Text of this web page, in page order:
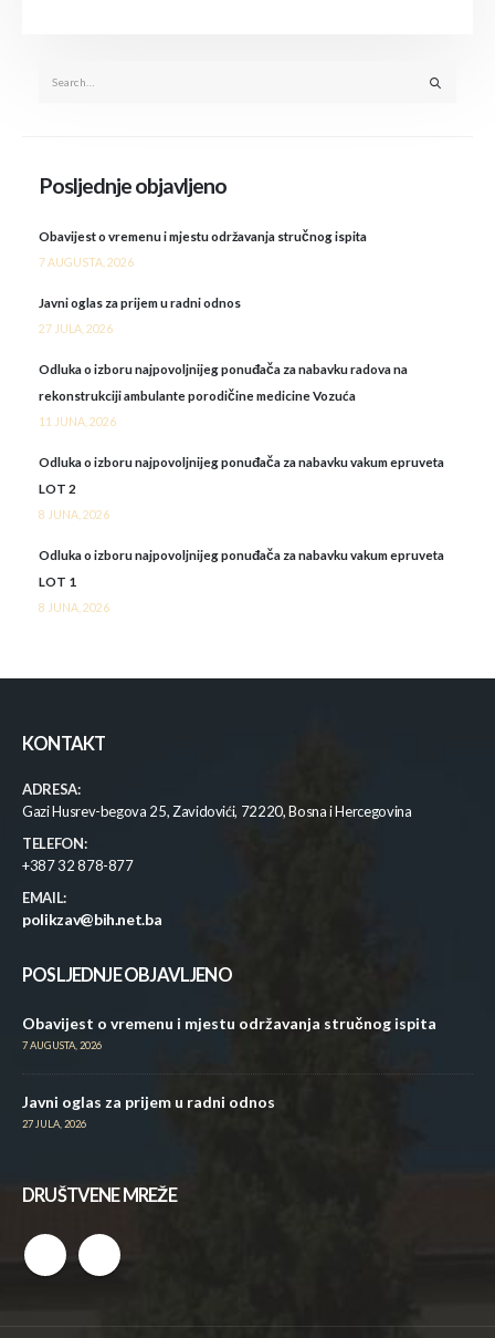
Posljednje objavljeno
Obavijest o vremenu i mjestu održavanja stručnog ispita
7 AUGUSTA, 2026
Javni oglas za prijem u radni odnos
27 JULA, 2026
Odluka o izboru najpovoljnijeg ponuđača za nabavku radova na
rekonstrukciji ambulante porodičine medicine Vozuća
11 JUNA, 2026
Odluka o izboru najpovoljnijeg ponuđača za nabavku vakum epruveta
LOT 2
8 JUNA, 2026
Odluka o izboru najpovoljnijeg ponuđača za nabavku vakum epruveta
LOT 1
8 JUNA, 2026
KONTAKT
ADRESA:
Gazi Husrev-begova 25, Zavidovići, 72220, Bosna i Hercegovina
TELEFON:
+387 32 878-877
EMAIL:
polikzav@bih.net.ba
POSLJEDNJE OBJAVLJENO
Obavijest o vremenu i mjestu održavanja stručnog ispita
7 AUGUSTA, 2026
Javni oglas za prijem u radni odnos
27 JULA, 2026
DRUŠTVENE MREŽE